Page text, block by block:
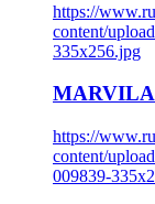
https://
content/
335x256.jpg
MARVILA
https://
content/
009839-